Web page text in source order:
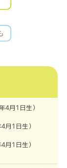
4月1日生）
月1日生）
月1日生）